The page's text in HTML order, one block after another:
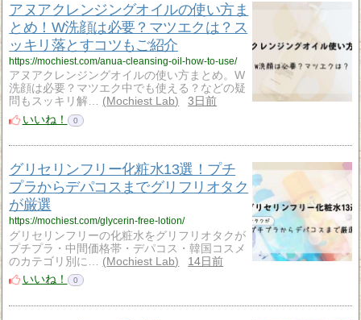
アヌアクレンジングオイルの使い方ま
とめ！W洗顔は必要？マツエクは？ス
ッキリ落とすコツもご紹介
https://mochiest.com/anua-cleansing-oil-how-to-use/
アヌアクレンジングオイルの使い方まとめ。W
洗顔は必要？マツエク中でも使える？などの疑
問もスッキリ解…
Mochiest Lab
3日前
いいね！
0
グリセリンフリー化粧水13選！プチ
プラからデパコスまでグリフリオタク
が厳選
https://mochiest.com/glycerin-free-lotion/
グリセリンフリーの化粧水をグリフリオタクが
プチプラ・中間価格帯・デパコス・韓国コスメ
のカテゴリ別に…
Mochiest Lab
14日前
いいね！
0